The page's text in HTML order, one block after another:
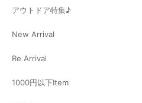
アウトドア特集♪
New Arrival
Re Arrival
1000円以下Item